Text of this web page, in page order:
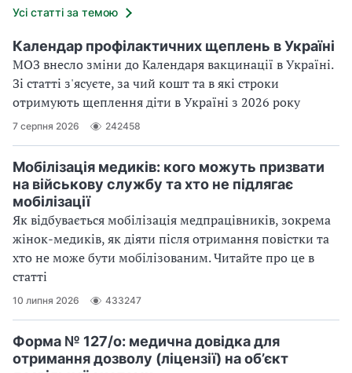
Усі статті за темою
Календар профілактичних щеплень в Україні
МОЗ внесло зміни до Календаря вакцинації в Україні.
Зі статті з'ясуєте, за чий кошт та в які строки
отримують щеплення діти в Україні з 2026 року
7 серпня 2026 242458
Мобілізація медиків: кого можуть призвати
на військову службу та хто не підлягає
мобілізації
Як відбувається мобілізація медпрацівників, зокрема
жінок-медиків, як діяти після отримання повістки та
хто не може бути мобілізованим. Читайте про це в
статті
10 липня 2026 433247
Форма № 127/о: медична довідка для
отримання дозволу (ліцензії) на об’єкт